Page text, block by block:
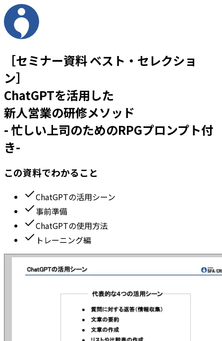
［セミナー資料 ベスト・セレクショ
ン］
ChatGPTを活用した
新人営業の研修メソッド
- 忙しい上司のためのRPGプロンプト付
き-
この資料でわかること
ChatGPTの活用シーン
事前準備
ChatGPTの使用方法
トレーニング編